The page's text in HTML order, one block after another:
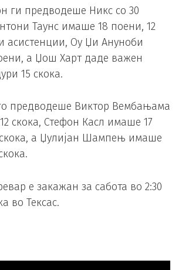
ги предводеше Никс со 30
Таунс имаше 18 поени, 12
асистенции, Оу Џи Ануноби
а Џош Харт даде важен
15 скока.
предводеше Виктор Вембањама
скока, Стефон Касл имаше 17
а Џулијан Шампењ имаше
е закажан за сабота во 2:30
во Тексас.